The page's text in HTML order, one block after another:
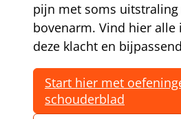
pijn met soms uitstraling
bovenarm. Vind hier
deze klacht en
Start hier met
schouderblad